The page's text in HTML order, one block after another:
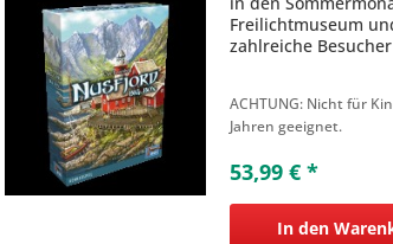
Freilichtmuseum
zahlreiche
den Lofoten.
Zeit ein weinig...
ACHTUNG: Nicht für
Jahren geeignet.
53,99 € *
In den